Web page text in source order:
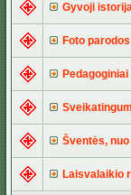
Gyvoji
Foto parodos
Šventės,
Laisvalaikio